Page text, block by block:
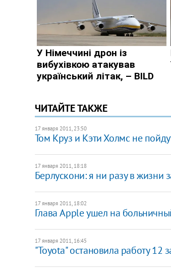
ЧИТАЙТЕ ТАКЖЕ
17 января 2011, 23:50
Том Круз и Кэти Холмс не
17 января 2011, 18:18
Берлускони: я ни разу в жизни
17 января 2011, 18:02
Глава Apple ушел на
17 января 2011, 16:45
"Toyota" остановила работу 12